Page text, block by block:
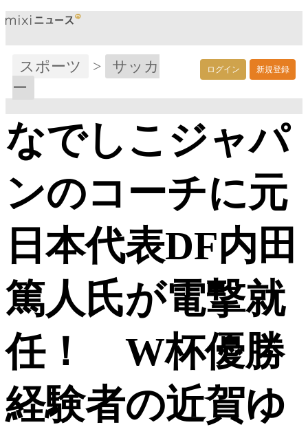
ログイン 新規登録
スポーツ >
サッカ
ー
なでしこジャパ
ンのコーチに元
日本代表DF内田
篤人氏が電撃就
任！ W杯優勝
経験者の近賀ゆ